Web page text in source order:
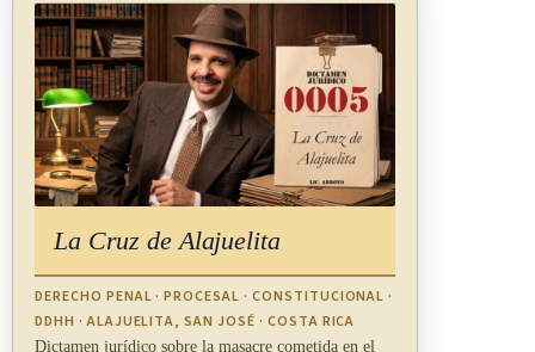
condiciones de trabajo decente, así como, si residen en el
hogar para el que trabajan, de condiciones de vida decentes
que respeten suprivacidad.
ARTÍCULO 7
Todo Miembro deberá adoptar medidas para asegurar que los
trabajadores domésticos sean informados sobre sus
condiciones de empleo de forma adecuada, verificable y
fácilmente comprensible, de preferencia, cuando sea posible,
La Cruz de Alajuelita
DERECHO PENAL · PROCESAL · CONSTITUCIONAL ·
DDHH · ALAJUELITA, SAN JOSÉ · COSTA RICA
Dictamen jurídico sobre la masacre cometida en el